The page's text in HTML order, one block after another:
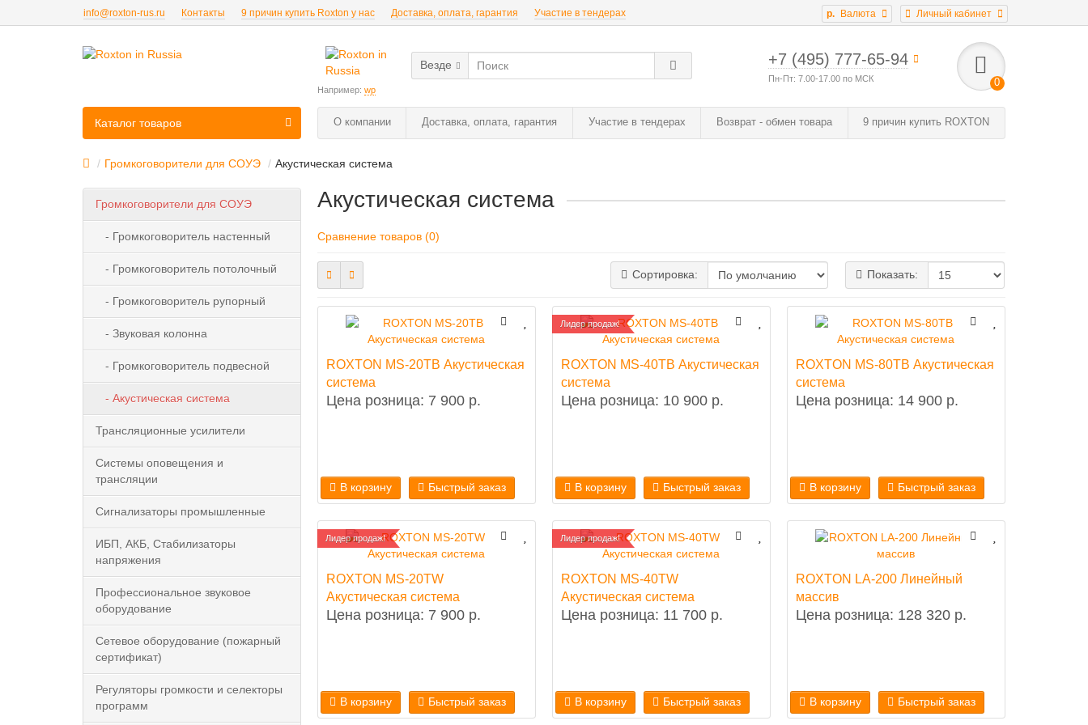
Личный кабинет
р. Валюта
info@roxton-rus.ru Контакты 9 причин купить Roxton у нас Доставка, оплата, гарантия Участие в тендерах
+7 (495) 777-65-94
Пн-Пт: 7.00-17.00 по МСК 0
Везде
Например: wp
О компании Доставка, оплата, гарантия Участие в тендерах Возврат - обмен товара 9 причин купить ROXTON
Каталог товаров
Громкоговорители для СОУЭ Акустическая система
Громкоговорители для СОУЭ
- Громкоговоритель настенный
- Громкоговоритель потолочный
- Громкоговоритель рупорный
- Звуковая колонна
- Громкоговоритель подвесной
- Акустическая система
Трансляционные усилители
Системы оповещения и
трансляции
Сигнализаторы промышленные
ИБП, АКБ, Стабилизаторы
напряжения
Профессиональное звуковое
оборудование
Сетевое оборудование (пожарный
сертификат)
Регуляторы громкости и селекторы
программ
Акустическая система
Сравнение товаров (0)
Сортировка: Показать:
ROXTON MS-20TB Акустическая
система
Цена розница: 7 900 р.
В корзину Быстрый заказ
Лидер продаж!
ROXTON MS-40TB Акустическая
система
Цена розница: 10 900 р.
В корзину Быстрый заказ
ROXTON MS-80TB Акустическая
система
Цена розница: 14 900 р.
В корзину Быстрый заказ
Лидер продаж!
ROXTON MS-20TW
Акустическая система
Цена розница: 7 900 р.
В корзину Быстрый заказ
Лидер продаж!
ROXTON MS-40TW
Акустическая система
Цена розница: 11 700 р.
В корзину Быстрый заказ
ROXTON LA-200 Линейный
массив
Цена розница: 128 320 р.
В корзину Быстрый заказ